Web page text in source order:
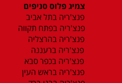
צמיג פלוס סניפים
פנצ'ריה בתל אביב
פנצ'ריה בפתח תקווה
פנצ'ריה בהרצליה
פנצ'ריה ברעננה
פנצ'ריה בכפר סבא
פנצ'ריה בראש העין